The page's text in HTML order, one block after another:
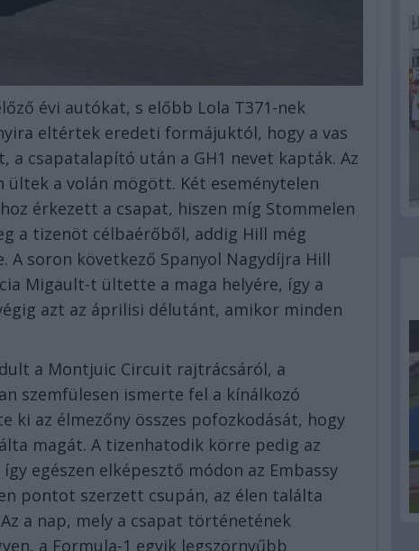
évi autókat, s előbb Lola T371-nek
eltértek eredeti formájuktól, hogy a vas
csapatalapító után a GH1 nevet kapták. Az
ültek a volán mögött. Két eseménytelen
érkezett a csapat, hiszen míg Stommelen
a tizenöt célbaérőből, addig Hill még
soron következő Spanyol Nagydíjra Hill
Migault-t ültette a maga helyére, így a
azt az áprilisi délutánt, amikor minden
a Montjuic Circuit rajtrácsáról, a
szemfülesen ismerte fel a kínálkozó
ki az élmezőny összes pofozkodását, hogy
magát. A tizenhatodik körre pedig az
egészen elképesztő módon az Embassy
pontot szerzett csupán, az élen találta
a nap, mely a csapat történetének
a Formula-1 egyik legszörnyűbb